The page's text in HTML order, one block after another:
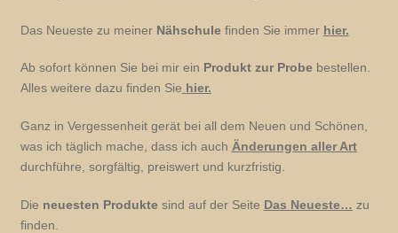
Das Neueste zu meiner Nähschulefinden Sie immer hier.
Ab sofort können Sie bei mir ein Produkt zur Probebestellen.
Alles weitere dazu finden Sie hier.
Ganz in Vergessenheit gerät bei all dem Neuen und Schönen,
was ich täglich mache, dass ich auch Änderungen aller Art
durchführe, sorgfältig, preiswert und kurzfristig.
Die neuesten Produktesind auf der Seite Das Neueste… zu
finden.